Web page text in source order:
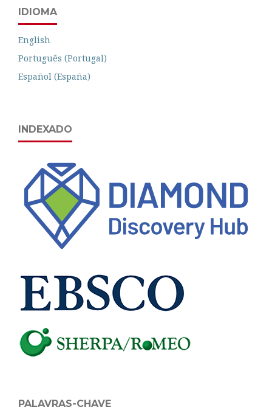
IDIOMA
English
Português (Portugal)
Español (España)
INDEXADO
PALAVRAS-CHAVE